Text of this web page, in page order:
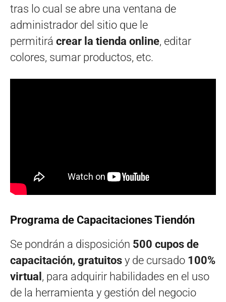
tras lo cual se abre una ventana de
administrador del sitio que le
permitirá crear la tienda online, editar
colores, sumar productos, etc.
Programa de Capacitaciones Tiendón
Se pondrán a disposición 500 cupos de
capacitación, gratuitos y de cursado 100%
virtual , para adquirir habilidades en el uso
de la herramienta y gestión del negocio